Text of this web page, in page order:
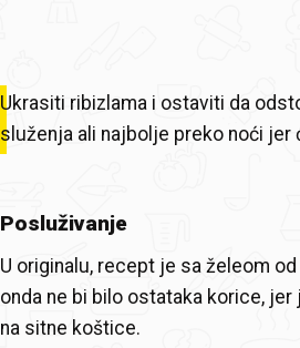
Ukrasiti ribizlama i ostaviti da
služenja ali najbolje preko noći jer
Posluživanje
U originalu, recept je sa želeom
onda ne bi bilo ostataka korice,
na sitne koštice.